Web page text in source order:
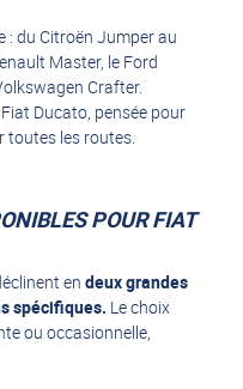
: du Citroën Jumperau
Master, le Ford
Crafter.
Ducato, pensée pour
toutes les routes.
POUR FIAT
en deux grandes
spécifiques. Le choix
ou occasionnelle,